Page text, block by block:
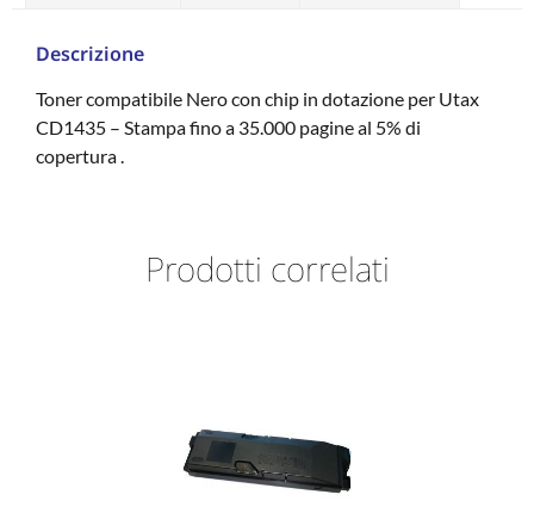
Descrizione
Toner compatibile Nero con chip in dotazione per Utax
CD1435 – Stampa fino a 35.000 pagine al 5% di
copertura .
Prodotti correlati